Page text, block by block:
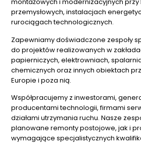
montażowych i modernizacyjnych przy
przemysłowych, instalacjach
rurociągach technologicznych.
Zapewniamy doświadczone zespoły
do projektów realizowanych w
papierniczych, elektrowniach,
chemicznych oraz innych obiektach
Europie i poza nią.
Współpracujemy z inwestorami,
producentami technologii, firmami
działami utrzymania ruchu. Nasze
planowane remonty postojowe, jak i
wymagające specjalistycznych